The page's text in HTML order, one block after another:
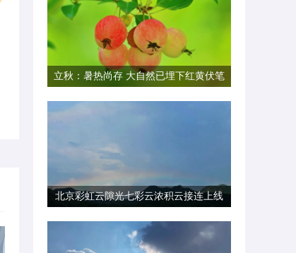
立秋：暑热尚存 大自然已埋下红黄伏笔
北京彩虹云隙光七彩云浓积云接连上线